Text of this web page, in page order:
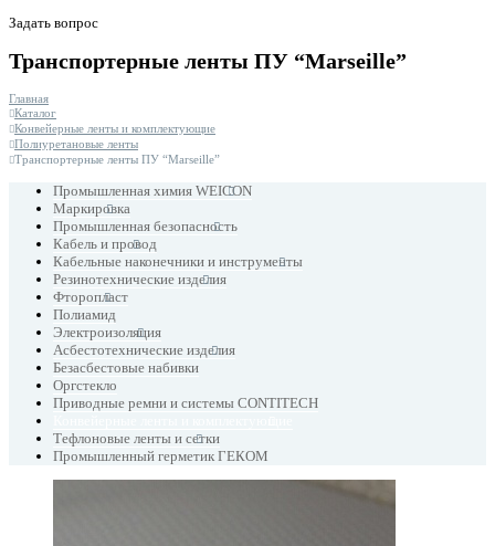
Задать вопрос
Транспортерные ленты ПУ “Marseille”
Главная
Каталог
Конвейерные ленты и комплектующие
Полиуретановые ленты
Транспортерные ленты ПУ “Marseille”
Промышленная химия WEICON
Маркировка
Промышленная безопасность
Кабель и провод
Кабельные наконечники и инструменты
Резинотехнические изделия
Фторопласт
Полиамид
Электроизоляция
Асбестотехнические изделия
Безасбестовые набивки
Оргстекло
Приводные ремни и системы CONTITECH
Тефлоновые ленты и сетки
Промышленный герметик ГЕКОМ